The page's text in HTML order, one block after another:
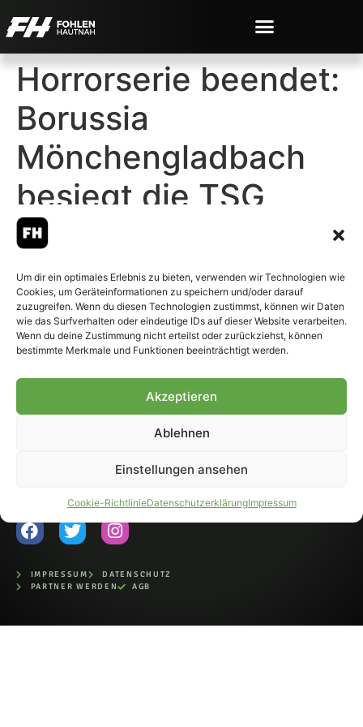
Um dir ein optimales Erlebnis zu bieten, verwenden wir Technologien wie
Cookies, um Geräteinformationen zu speichern und/oder darauf
zuzugreifen. Wenn du diesen Technologien zustimmst, können wir Daten
wie das Surfverhalten oder eindeutige IDs auf dieser Website verarbeiten.
Wenn du deine Zustimmung nicht erteilst oder zurückziehst, können
bestimmte Merkmale und Funktionen beeinträchtigt werden.
Akzeptieren
Ablehnen
Einstellungen ansehen
Cookie-RichtlinieDatenschutzerklärungImpressum
Horrorserie beendet:
Borussia
Mönchengladbach
besiegt die TSG
Hoffenheim mit 2:1
© 2007-2026 Fohlen-Hautnah.de
– Alle rechte vorbehalten.
Fohlen-Hautnah.de ist ein
offiziell eingetragenes Magazin
bei der Deutschen
Nationalbibliothek (ISSN 1868-
auszugsweise, nur mit
IMPRESSUM
DATENSCHUTZ
PARTNER WERDEN
AGB